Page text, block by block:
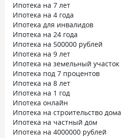
Ипотека на 7 лет
Ипотека на 4 года
Ипотека для инвалидов
Ипотека на 24 года
Ипотека на 500000 рублей
Ипотека на 9 лет
Ипотека на земельный участок
Ипотека под 7 процентов
Ипотека на 8 лет
Ипотека на 1 год
Ипотека онлайн
Ипотека на строительство дома
Ипотека на частный дом
Ипотека на 4000000 рублей